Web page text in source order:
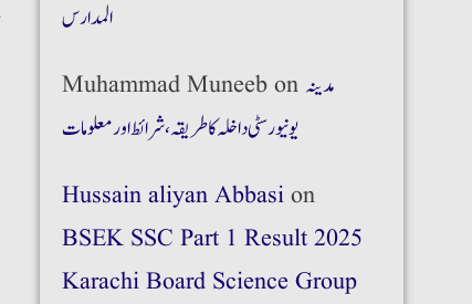
المدارس
Muhammad Muneebon مدینہ
یونیورسٹی داخلہ کا طریقہ،شرائط اور معلومات
Hussain aliyan Abbasion
BSEK SSC Part 1 Result 2025
Karachi Board Science Group